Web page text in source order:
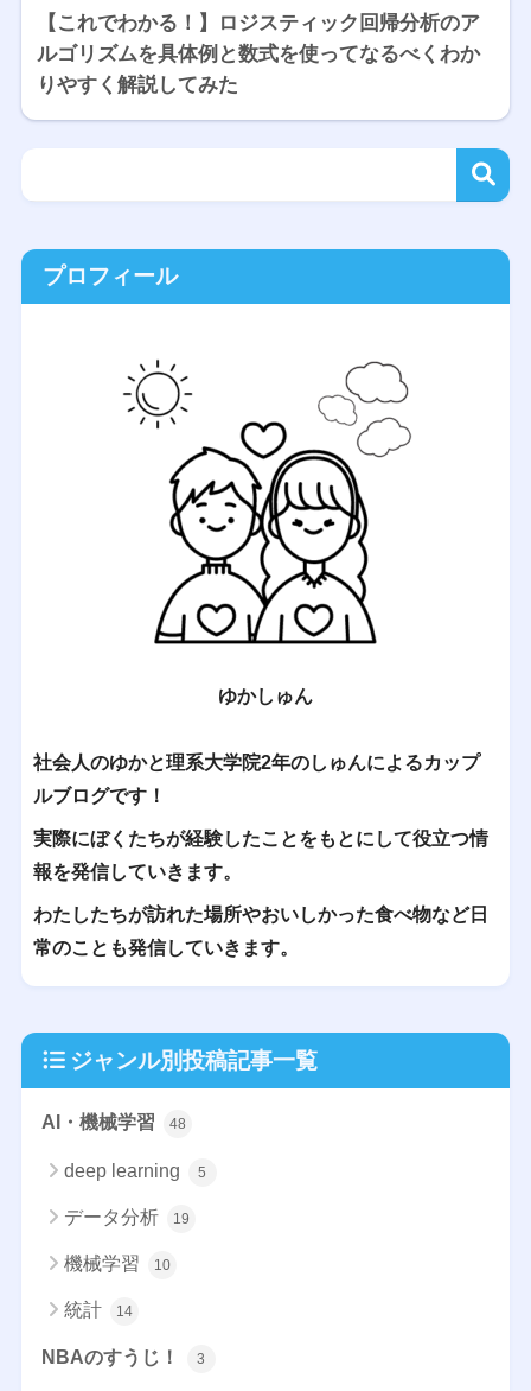
【これでわかる！】ロジスティック回帰分析のア
ルゴリズムを具体例と数式を使ってなるべくわか
りやすく解説してみた
プロフィール
ゆかしゅん
社会人のゆかと理系大学院2年のしゅんによるカップ
ルブログです！
実際にぼくたちが経験したことをもとにして役立つ情
報を発信していきます。
わたしたちが訪れた場所やおいしかった食べ物など日
常のことも発信していきます。
ジャンル別投稿記事一覧
AI・機械学習 48
deep learning 5
データ分析 19
機械学習 10
統計 14
NBAのすうじ！ 3